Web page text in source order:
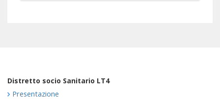
Distretto socio Sanitario LT4
Presentazione